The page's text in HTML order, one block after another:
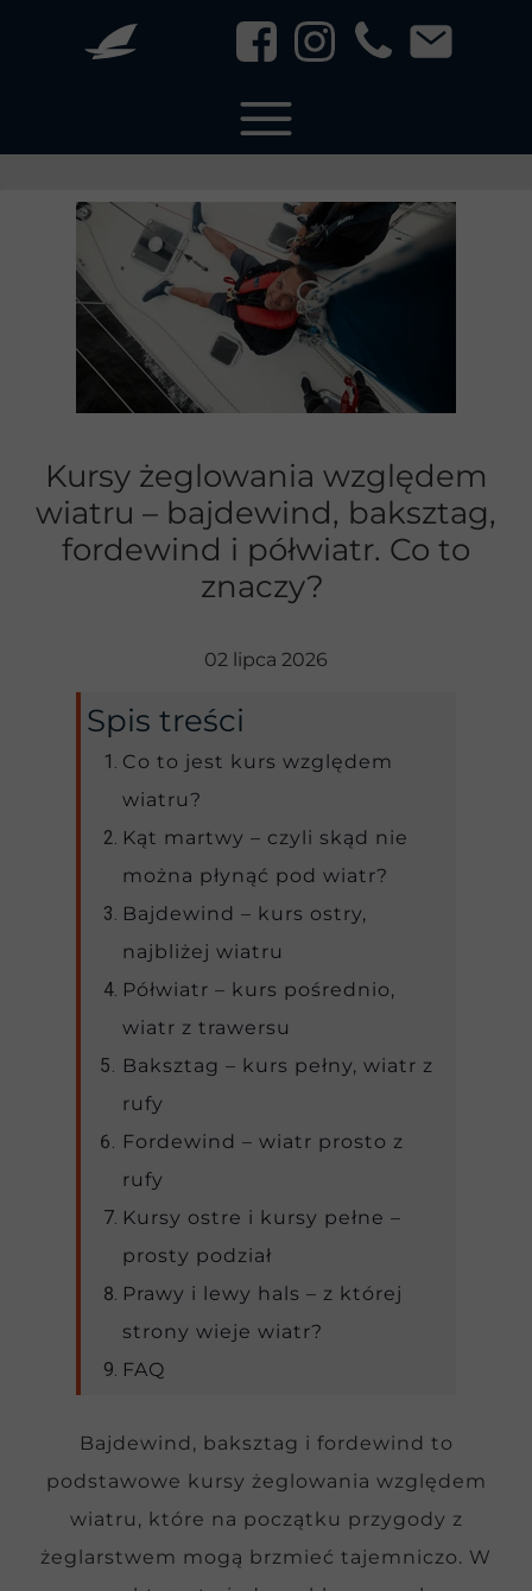
Bajdewind, baksztag i fordewind to
podstawowe kursy żeglowania względem
wiatru, które na początku przygody z
żeglarstwem mogą brzmieć tajemniczo. W
02 lipca 2026
Spis treści
Co to jest kurs względem
wiatru?
Kąt martwy – czyli skąd nie
można płynąć pod wiatr?
Bajdewind – kurs ostry,
najbliżej wiatru
Półwiatr – kurs pośrednio,
wiatr z trawersu
Baksztag – kurs pełny, wiatr z
rufy
Fordewind – wiatr prosto z
rufy
Kursy ostre i kursy pełne –
prosty podział
Prawy i lewy hals – z której
strony wieje wiatr?
FAQ
Kursy żeglowania względem
wiatru – bajdewind, baksztag,
fordewind i półwiatr. Co to
znaczy?